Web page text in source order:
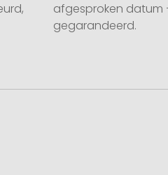
afgesproken datum
gegarandeerd.